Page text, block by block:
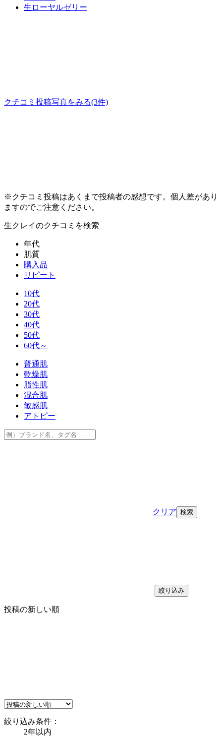
生ローヤルゼリー
クチコミ投稿写真をみる(3件)
※クチコミ投稿はあくまで投稿者の感想です。個人差があり
ますのでご注意ください。
生クレイのクチコミを検索
年代
肌質
購入品
リピート
10代
20代
30代
40代
50代
60代～
普通肌
乾燥肌
脂性肌
混合肌
敏感肌
アトピー
クリア
絞り込み
投稿の新しい順
絞り込み条件：
2年以内